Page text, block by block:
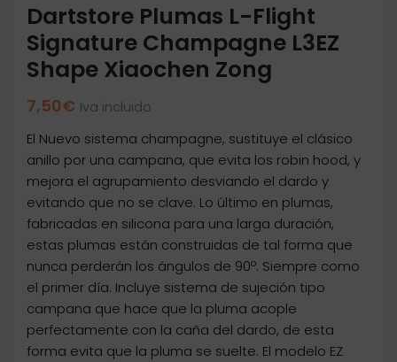
Dartstore Plumas L-Flight
Signature Champagne L3EZ
Shape Xiaochen Zong
7,50€ Iva incluido
El Nuevo sistema champagne, sustituye el clásico
anillo por una campana, que evita los robin hood, y
mejora el agrupamiento desviando el dardo y
evitando que no se clave. Lo último en plumas,
fabricadas en silicona para una larga duración,
estas plumas están construidas de tal forma que
nunca perderán los ángulos de 90º. Siempre como
el primer día. Incluye sistema de sujeción tipo
campana que hace que la pluma acople
perfectamente con la caña del dardo, de esta
forma evita que la pluma se suelte. El modelo EZ